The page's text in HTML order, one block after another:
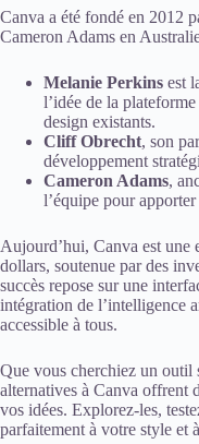
Canva a été fondé en 2012
Cameron Adams en
Melanie Perkins est
l’idée de la
design existants.
Cliff Obrecht, son
développement
Cameron Adams,
l’équipe pour
Aujourd’hui, Canva est une
dollars, soutenue par des
succès repose sur une
intégration de l’intelligence
accessible à tous.
Que vous cherchiez un outil
alternatives à Canva offrent
vos idées. Explorez-les,
parfaitement à votre style et